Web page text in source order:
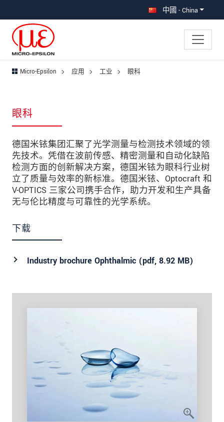
中國 - China
Micro-Epsilon 应用 工业 眼科
眼科
德国米铱集团汇聚了光学测量与检测技术领域的领
先技术。凭借在波前传感、精密测量和自动化缺陷
检测方面的创新解决方案，德国米铱为眼科行业树
立了质量与效率的新标准。德国米铱、Optocraft 和
V-OPTICS 三家公司携手合作，助力开发和生产具备
无与伦比精度与可靠性的光学系统。
下载
Industry brochure Ophthalmic (pdf, 8.92 MB)